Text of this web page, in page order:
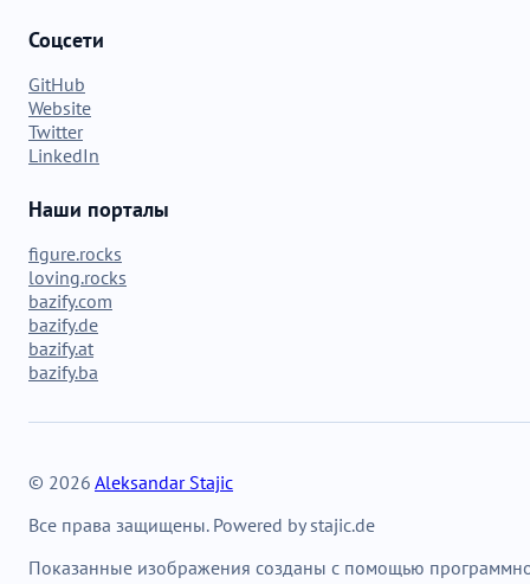
Соцсети
GitHub
Website
Twitter
LinkedIn
Наши порталы
figure.rocks
loving.rocks
bazify.com
bazify.de
bazify.at
bazify.ba
© 2026 Aleksandar Stajic
Все права защищены. Powered by stajic.de
Показанные изображения созданы с помощью